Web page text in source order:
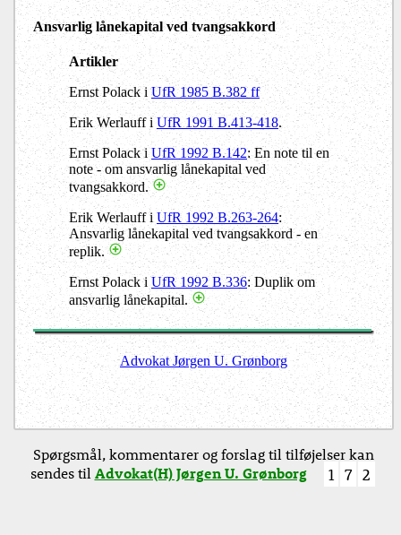
Ansvarlig lånekapital ved tvangsakkord
Artikler
Ernst Polack iUfR 1985 B.382 ff
Erik Werlauff iUfR 1991 B.413-418.
Ernst Polack iUfR 1992 B.142: En note til en
note - om ansvarlig lånekapital ved
tvangsakkord.
Erik Werlauff i UfR 1992 B.263-264:
Ansvarlig lånekapital ved tvangsakkord - en
replik.
Ernst Polack iUfR 1992 B.336: Duplik om
ansvarlig lånekapital.
Advokat Jørgen U. Grønborg
Spørgsmål, kommentarer og forslag til tilføjelser kan
sendes til Advokat(H) Jørgen U. Grønborg 1 7 2